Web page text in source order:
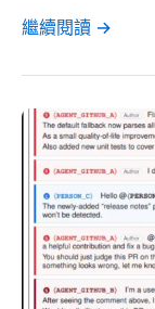
繼續閱讀 →